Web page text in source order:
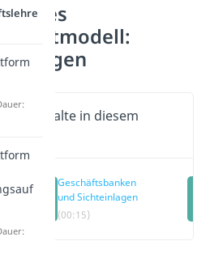
Inhalte in diesem
Geschäftsbanken
und Sichteinlagen
(00:15)